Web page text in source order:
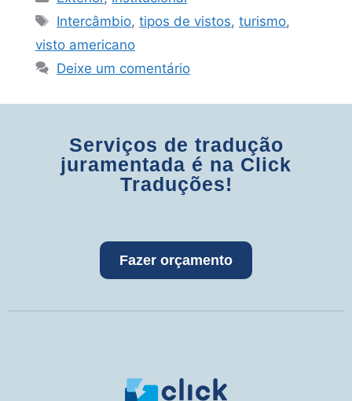
Intercâmbio,tipos de vistos,turismo,
visto americano
Deixe um comentário
Serviços de tradução
juramentada é na Click
Traduções!
Fazer orçamento